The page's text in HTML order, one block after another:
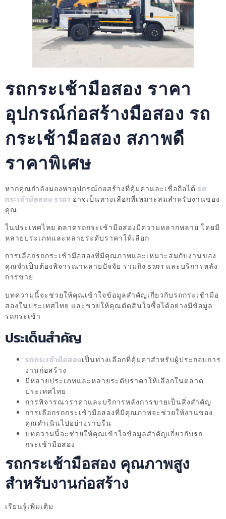
รถกระเช้ามือสอง ราคา
อุปกรณ์ก่อสร้างมือสอง รถ
กระเช้ามือสอง สภาพดี
ราคาพิเศษ
หากคุณกำลังมองหาอุปกรณ์ก่อสร้างที่คุ้มค่าและเชื่อถือได้ รถ
กระเช้ามือสอง ราคา อาจเป็นทางเลือกที่เหมาะสมสำหรับงานของ
คุณ
ในประเทศไทย ตลาดรถกระเช้ามือสองมีความหลากหลาย โดยมี
หลายประเภทและหลายระดับราคาให้เลือก
การเลือกรถกระเช้ามือสองที่มีคุณภาพและเหมาะสมกับงานของ
คุณจำเป็นต้องพิจารณาหลายปัจจัย รวมถึง ราคา และบริการหลัง
การขาย
บทความนี้จะช่วยให้คุณเข้าใจข้อมูลสำคัญเกี่ยวกับรถกระเช้ามือ
สองในประเทศไทย และช่วยให้คุณตัดสินใจซื้อได้อย่างมีข้อมูล
รถกระเช้า
ประเด็นสำคัญ
รถกระเช้ามือสองเป็นทางเลือกที่คุ้มค่าสำหรับผู้ประกอบการ
งานก่อสร้าง
มีหลายประเภทและหลายระดับราคาให้เลือกในตลาด
ประเทศไทย
การพิจารณาราคาและบริการหลังการขายเป็นสิ่งสำคัญ
การเลือกรถกระเช้ามือสองที่มีคุณภาพจะช่วยให้งานของ
คุณดำเนินไปอย่างราบรื่น
บทความนี้จะช่วยให้คุณเข้าใจข้อมูลสำคัญเกี่ยวกับรถ
กระเช้ามือสอง
รถกระเช้ามือสอง คุณภาพสูง
สำหรับงานก่อสร้าง
เรียนรู้เพิ่มเติม